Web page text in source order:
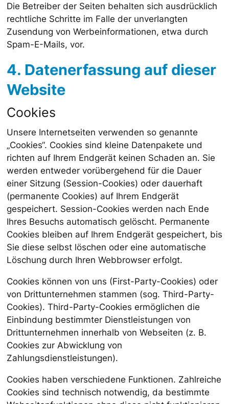
Die Betreiber der Seiten behalten sich ausdrücklich
rechtliche Schritte im Falle der unverlangten
Zusendung von Werbeinformationen, etwa durch
Spam-E-Mails, vor.
4. Datenerfassung auf dieser
Website
Cookies
Unsere Internetseiten verwenden so genannte
„Cookies“. Cookies sind kleine Datenpakete und
richten auf Ihrem Endgerät keinen Schaden an. Sie
werden entweder vorübergehend für die Dauer
einer Sitzung (Session-Cookies) oder dauerhaft
(permanente Cookies) auf Ihrem Endgerät
gespeichert. Session-Cookies werden nach Ende
Ihres Besuchs automatisch gelöscht. Permanente
Cookies bleiben auf Ihrem Endgerät gespeichert, bis
Sie diese selbst löschen oder eine automatische
Löschung durch Ihren Webbrowser erfolgt.
Cookies können von uns (First-Party-Cookies) oder
von Drittunternehmen stammen (sog. Third-Party-
Cookies). Third-Party-Cookies ermöglichen die
Einbindung bestimmter Dienstleistungen von
Drittunternehmen innerhalb von Webseiten (z. B.
Cookies zur Abwicklung von
Zahlungsdienstleistungen).
Cookies haben verschiedene Funktionen. Zahlreiche
Cookies sind technisch notwendig, da bestimmte